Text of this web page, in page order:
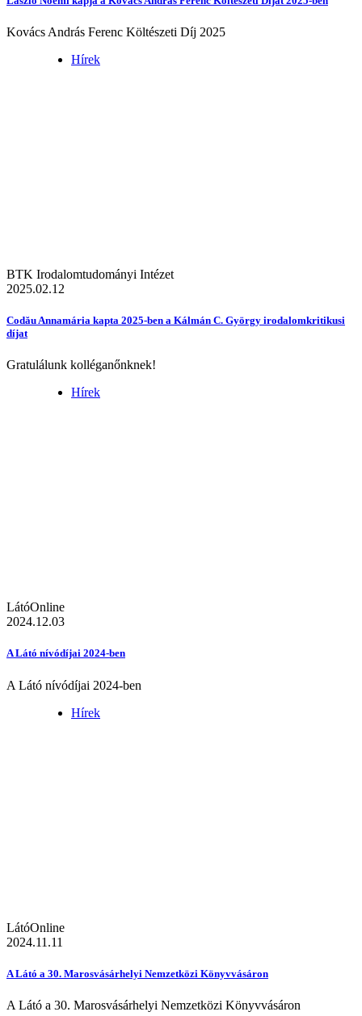
Kovács András Ferenc Költészeti Díj 2025
Hírek
BTK Irodalomtudományi Intézet
2025.02.12
Codău Annamária kapta 2025-ben a Kálmán C. György irodalomkritikusi
díjat
Gratulálunk kolléganőnknek!
Hírek
LátóOnline
2024.12.03
A Látó nívódíjai 2024-ben
A Látó nívódíjai 2024-ben
Hírek
LátóOnline
2024.11.11
A Látó a 30. Marosvásárhelyi Nemzetközi Könyvvásáron
A Látó a 30. Marosvásárhelyi Nemzetközi Könyvvásáron